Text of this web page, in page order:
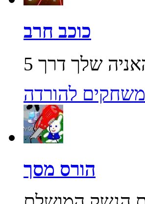
כוכב חרב
משחקים להורדה
הורס מסך